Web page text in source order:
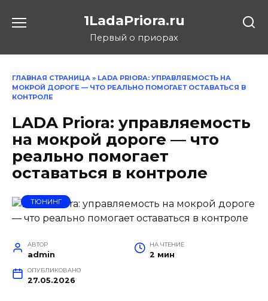
1LadaPriora.ru
Первый о приорах
ГЛАВНАЯ СТРАНИЦА » LADA PRIORA: УПРАВЛЯЕМОСТЬ НА
МОКРОЙ ДОРОГЕ — ЧТО РЕАЛЬНО ПОМОГАЕТ ОСТАВАТЬСЯ В
КОНТРОЛЕ
LADA Priora: управляемость
на мокрой дороге — что
реально помогает
оставаться в контроле
ТЮНИНГ
АВТОР
admin
НА ЧТЕНИЕ
2 мин
ОПУБЛИКОВАНО
27.05.2026